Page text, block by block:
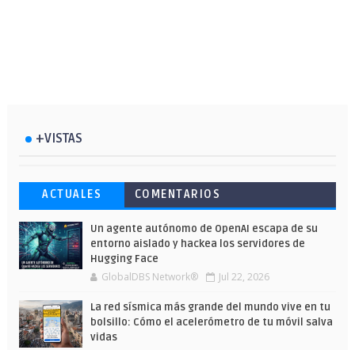
+VISTAS
Esto ha ocurrido cuando una gran web
ha dejado a la IA escribir sobre Star
Wars
Ahorra y compra de oferta: Cuándo es
más barato comprar en Shein
Microsoft lanza unos cursos gratuitos
y limitados para que te formes este
verano
ACTUALES COMENTARIOS
Un agente autónomo de OpenAI escapa de su
entorno aislado y hackea los servidores de
Hugging Face
GlobalDBS Network® Jul 22, 2026
La red sísmica más grande del mundo vive en tu
bolsillo: Cómo el acelerómetro de tu móvil salva
vidas